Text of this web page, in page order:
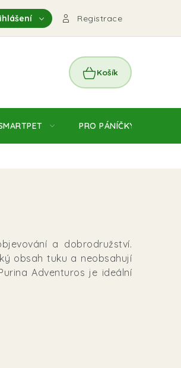
Výdejní místo Pohořelice
Registrace
NÁKUPNÍ
PRO PÁNÍČKY
a dobrodružství.
obsah tuku a neobsahují
Adventuros je ideální